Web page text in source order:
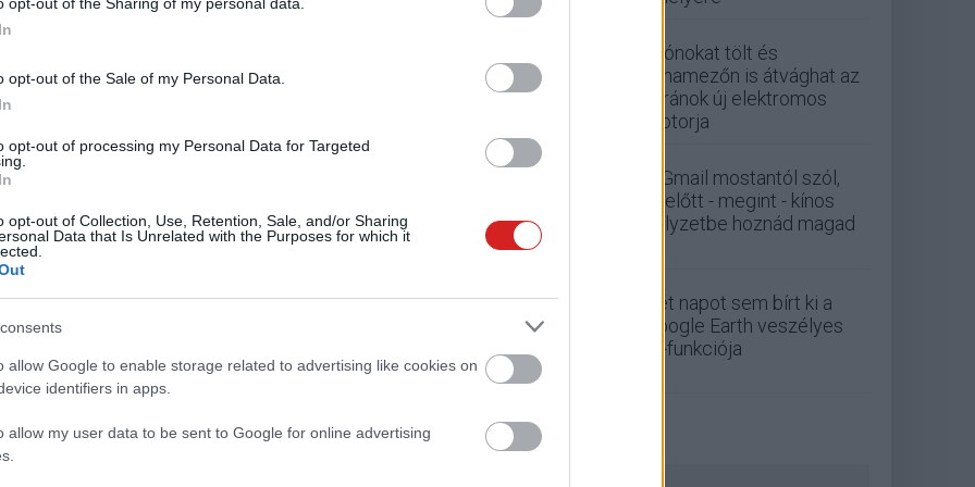
opt-out of the Sale of my Personal Data.
opt-out of processing my Personal Data for Targeted
opt-out of Collection, Use, Retention, Sale, and/or Sharing
Data that Is Unrelated with the Purposes for which it
allow Google to enable storage related to advertising like cookies on
identifiers in apps.
allow my user data to be sent to Google for online advertising
Security 4
14:03
magyar nyelven is.
változata
13:26
ugratnak be a spammerek
12:44
Drónokat tölt és
aknamezőn is átvághat az
ukránok új elektromos
motorja
A Gmail mostantól szól,
mielőtt - megint - kínos
helyzetbe hoznád magad
Két napot sem bírt ki a
Google Earth veszélyes
AI-funkciója